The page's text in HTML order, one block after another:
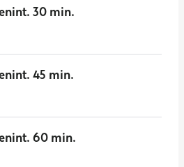
30 min.
45 min.
60 min.